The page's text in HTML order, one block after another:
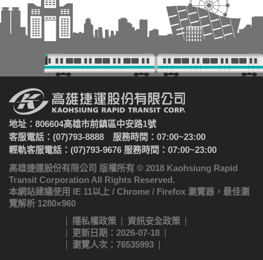
地址：806604高雄市前鎮區中安路1號
客服電話：(07)793-8888 服務時間：07:00~23:00
輕軌客服電話：(07)793-9676 服務時間：07:00~23:00
高雄捷運股份有限公司 版權所有 © 2018 Kaohsiung Rapid
Transit Corporation All Rights Reserved.
本網站建議使用 IE 11以上 / Chrome / Firefox 瀏覽器，最佳瀏
覽解析 1280×960
隱私權政策
資訊安全政策
更新日期：2026-07-18
瀏覽人次：76535993